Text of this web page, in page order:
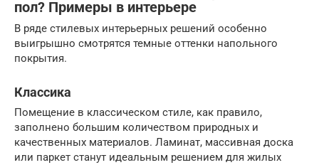
пол? Примеры в интерьере
В ряде стилевых интерьерных решений особенно
выигрышно смотрятся темные оттенки напольного
покрытия.
Классика
Помещение в классическом стиле, как правило,
заполнено большим количеством природных и
качественных материалов. Ламинат, массивная доска
или паркет станут идеальным решением для жилых